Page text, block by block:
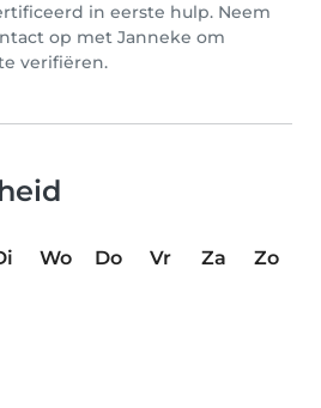
in eerste hulp. Neem
op met Janneke om
verifiëren.
Wo Do Vr Za
Zo